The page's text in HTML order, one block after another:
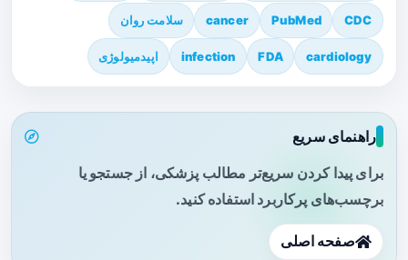
CDC
PubMed
cancer سلامت روان
cardiology
FDA
infection اپیدمیولوژی
راهنمای سریع
برای پیدا کردن سریع‌تر مطالب پزشکی، از جستجو یا
برچسب‌های پرکاربرد استفاده کنید.
صفحه اصلی